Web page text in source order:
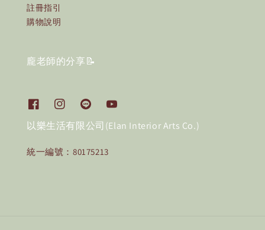
註冊指引
購物說明
龐老師的分享📝
以樂生活有限公司(Elan Interior Arts Co.)
統一編號：80175213